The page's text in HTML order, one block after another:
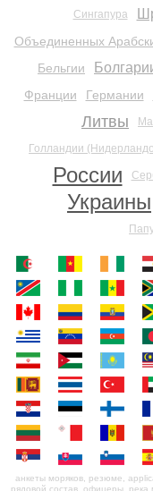
Сингапура
Объединенных
Бельгии
Франции Германии
Литвы
Голландии
России
Украины
анкеты моряков, резюме,
рядовой состав, офицеры,